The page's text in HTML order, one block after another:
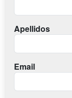
Apellidos
Email